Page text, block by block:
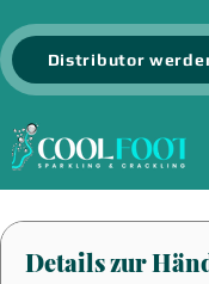
Distributor
Details zur